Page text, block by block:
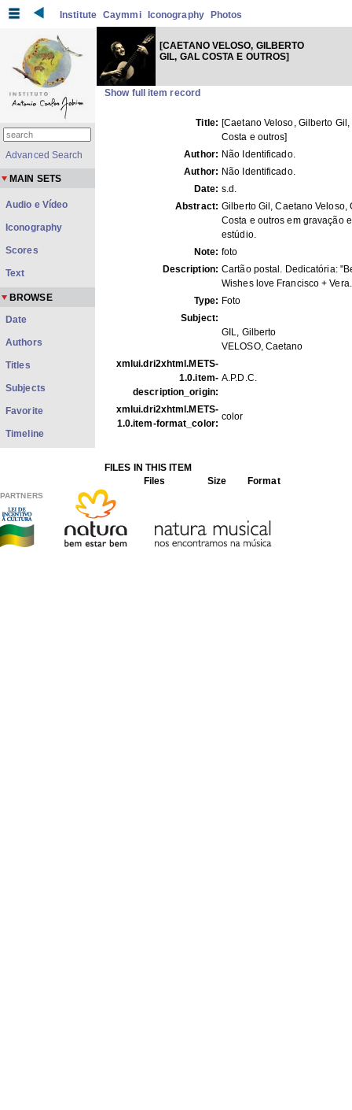
Institute Caymmi Iconography Photos
[CAETANO VELOSO, GILBERTO
GIL, GAL COSTA E OUTROS]
Show full item record
Title: [Caetano Veloso, Gilberto Gil,
Costa e outros]
Author: Não Identificado.
Author: Não Identificado.
Date: s.d.
Abstract: Gilberto Gil, Caetano Veloso,
Costa e outros em gravação
estúdio.
Note: foto
Description: Cartão postal. Dedicatória:
Wishes love Francisco +
Type: Foto
Subject:
GIL, Gilberto
VELOSO, Caetano
xmlui.dri2xhtml.METS-
1.0.item-
description_origin:
A.P.D.C.
xmlui.dri2xhtml.METS-
1.0.item-format_color:
color
FILES IN THIS ITEM
Files
Size
Format
THIS ITEM APPEARS IN THE FOLLOWING
Advanced Search
MAIN SETS
Audio e Vídeo
Iconography
Scores
Text
BROWSE
Date
Authors
Titles
Subjects
Favorite
Timeline
PARTNERS